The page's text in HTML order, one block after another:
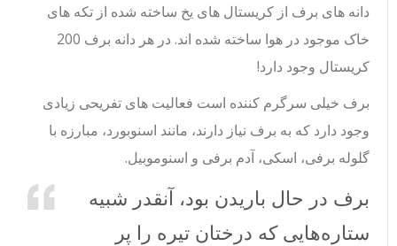
دانه های برف از کریستال های یخ ساخته شده از تکه های
خاک موجود در هوا ساخته شده اند. در هر دانه برف 200
کریستال وجود دارد!
برف خیلی سرگرم کننده است فعالیت های تفریحی زیادی
وجود دارد که به برف نیاز دارند، مانند اسنوبورد، مبارزه با
گلوله برفی، اسکی، آدم برفی و اسنوموبیل.
برف در حال باریدن بود، آنقدر شبیه
ستاره‌هایی که درختان تیره را پر